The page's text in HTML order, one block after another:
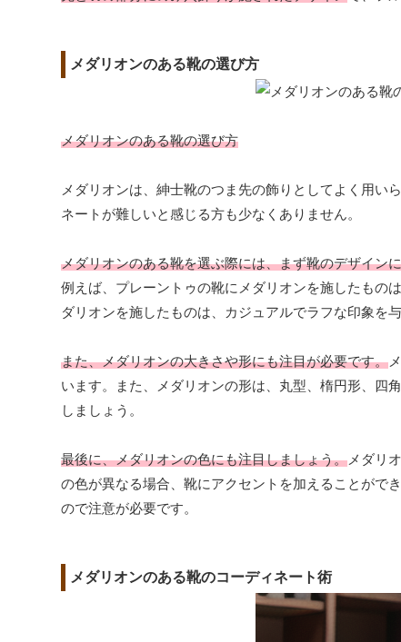
メダリオンのある靴の選び方
メダリオンのある靴の選び方
メダリオンは、紳士靴のつま先の飾りとしてよく用い
ネートが難しいと感じる方も少なくありません。
メダリオンのある靴を選ぶ際には、まず靴のデザイン
例えば、プレーントゥの靴にメダリオンを施したもの
ダリオンを施したものは、カジュアルでラフな印象を与
また、メダリオンの大きさや形にも注目が必要です。
います。また、メダリオンの形は、丸型、楕円形、四
しましょう。
最後に、メダリオンの色にも注目しましょう。 メダリ
の色が異なる場合、靴にアクセントを加えることがで
ので注意が必要です。
メダリオンのある靴のコーディネート術